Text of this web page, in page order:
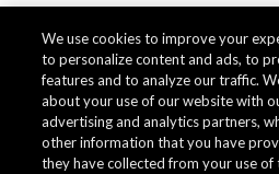
We use cookies to improve your
to personalize content and ads, to
features and to analyze our traffic.
about your use of our website with
advertising and analytics partners,
other information that you have
they have collected from your use of